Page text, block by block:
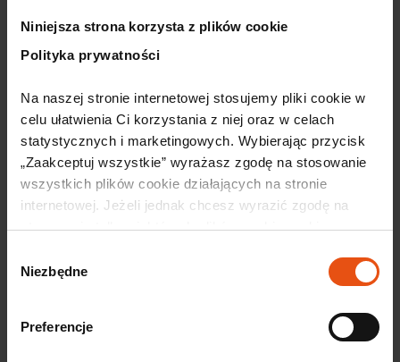
Niniejsza strona korzysta z plików cookie
Polityka prywatności
Na naszej stronie internetowej stosujemy pliki cookie w
celu ułatwienia Ci korzystania z niej oraz w celach
statystycznych i marketingowych. Wybierając przycisk
„Zaakceptuj wszystkie” wyrażasz zgodę na stosowanie
wszystkich plików cookie działających na stronie
internetowej. Jeżeli jednak chcesz wyrazić zgodę na
stosowanie tylko niektórych plików cookie, wybierz
Szczegółowe informacje o przetwarzaniu Twoich danych
Polityce prywatności.
zgody
Niezbędne
Preferencje
Inwestorzy i Decyzje o Wsparciu